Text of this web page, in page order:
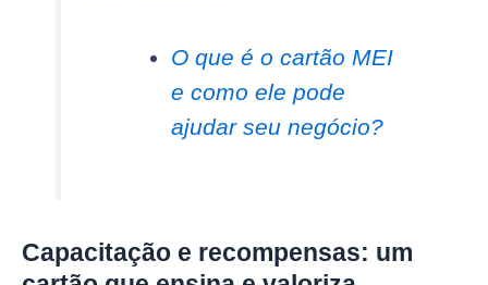
O que é o cartão MEI
e como ele pode
ajudar seu negócio?
Capacitação e recompensas: um